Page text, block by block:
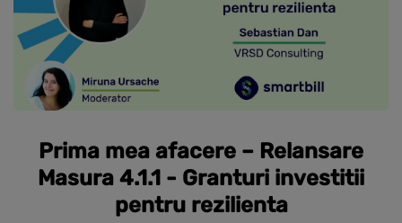
Prima mea afacere – Relansare
Masura 4.1.1 - Granturi investitii
pentru rezilienta